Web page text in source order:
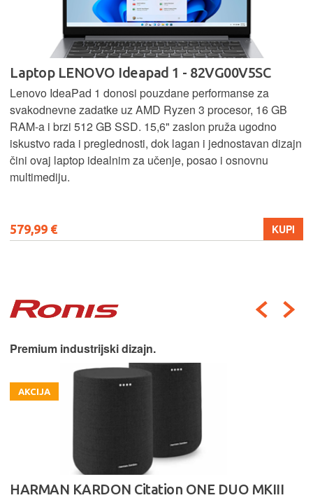
Laptop LENOVO Ideapad 1 - 82VG00V5SC
Lenovo IdeaPad 1 donosi pouzdane performanse za
svakodnevne zadatke uz AMD Ryzen 3 procesor, 16 GB
RAM-a i brzi 512 GB SSD. 15,6" zaslon pruža ugodno
iskustvo rada i preglednosti, dok lagan i jednostavan dizajn
čini ovaj laptop idealnim za učenje, posao i osnovnu
multimediju.
579,99 € KUPI
Premium industrijski dizajn.
AKCIJA
HARMAN KARDON Citation ONE DUO MKIII